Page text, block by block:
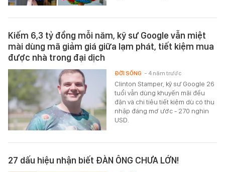
Kiếm 6,3 tỷ đồng mỗi năm, kỹ sư Google vẫn miệt
mài dùng mã giảm giá giữa lạm phát, tiết kiệm mua
được nhà trong đại dịch
Clinton Stamper, kỹ sư Google 26
tuổi vẫn dùng khuyến mãi đều
đặn và chi tiêu tiết kiệm dù có thu
nhập đáng mơ ước - 270 nghìn
USD.
ĐỜI SỐNG - 4 năm trước
27 dấu hiệu nhận biết ĐÀN ÔNG CHƯA LỚN!